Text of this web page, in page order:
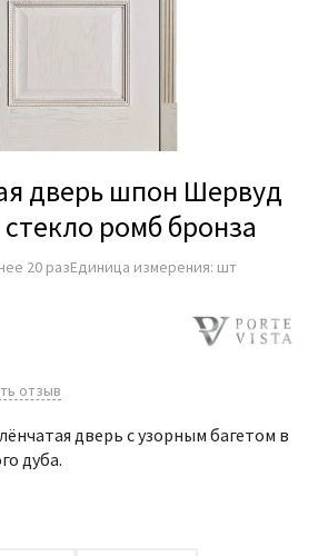
дверь шпон Шервуд
ромб бронза
20 разЕдиница измерения: шт
отзыв
дверь с узорным багетом в
дуба.